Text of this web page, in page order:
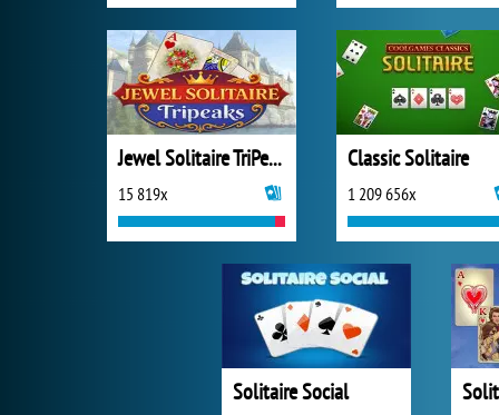
Jewel Solitaire TriPeaks
15 819x
Classic Solitaire
1 209 656x
Solitaire Social